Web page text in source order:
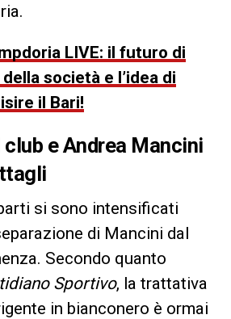
LIVE: il futuro di
società e l’idea di
il Bari!
club e Andrea Mancini
si sono intensificati
di Mancini dal
Secondo quanto
Sportivo, la trattativa
in bianconero è ormai